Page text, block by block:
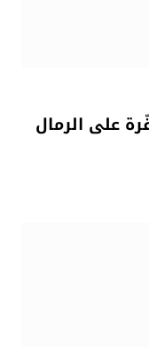
على الرمال